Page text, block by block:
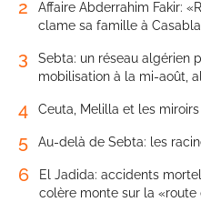
2
Affaire Abderrahim Fakir:
clame sa famille à
3
Sebta: un réseau algérien
mobilisation à la mi-août,
4 Ceuta, Melilla et les
5 Au-delà de Sebta: les
6
El Jadida: accidents
colère monte sur la